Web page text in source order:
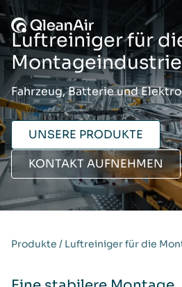
Zum Inhalt springen
Luftreiniger für
Montageindustrie
Fahrzeug, Batterie und
UNSERE PRODUKTE
KONTAKT AUFNEHMEN
Produkte / Luftreiniger für die